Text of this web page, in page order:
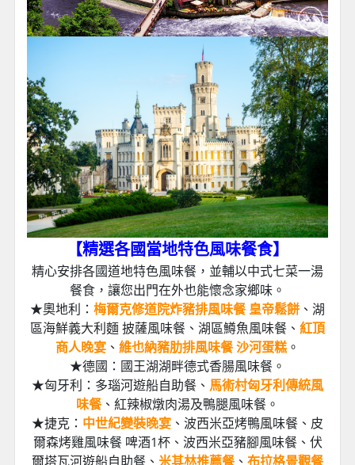
【精選各國當地特色風味餐食】
精心安排各國道地特色風味餐，並輔以中式七菜一湯
餐食，讓您出門在外也能懷念家鄉味。
★奧地利： 梅爾克修道院炸豬排風味餐 皇帝鬆餅 、湖
區海鮮義大利麵 披薩風味餐、湖區鱒魚風味餐、 紅頂
商人晚宴 、 維也納豬肋排風味餐 沙河蛋糕 。
★德國：國王湖湖畔德式香腸風味餐。
★匈牙利：多瑙河遊船自助餐、 馬術村匈牙利傳統風
味餐、紅辣椒燉肉湯及鴨腿風味餐。
★捷克： 中世紀變裝晚宴 、波西米亞烤鴨風味餐、皮
爾森烤雞風味餐 啤酒1杯、波西米亞豬腳風味餐、伏
爾塔瓦河遊船自助餐、 米其林推薦餐、 布拉格景觀餐